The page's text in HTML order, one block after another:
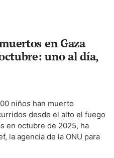
en Gaza
uno al día,
niños han muerto
desde el alto el fuego
en octubre de 2025, ha
la agencia de la ONU para